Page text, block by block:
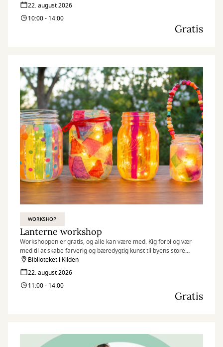
22. august 2026
10:00 - 14:00
Gratis
WORKSHOP
Lanterne workshop
Workshoppen er gratis, og alle kan være med. Kig forbi og vær
med til at skabe farverig og bæredygtig kunst til byens store
fællesspisning.
Børn og familie og som et opløb til DLB (Det længste bord) d. 5.
september i Kilden
Biblioteket i Kilden
22. august 2026
11:00 - 14:00
Gratis